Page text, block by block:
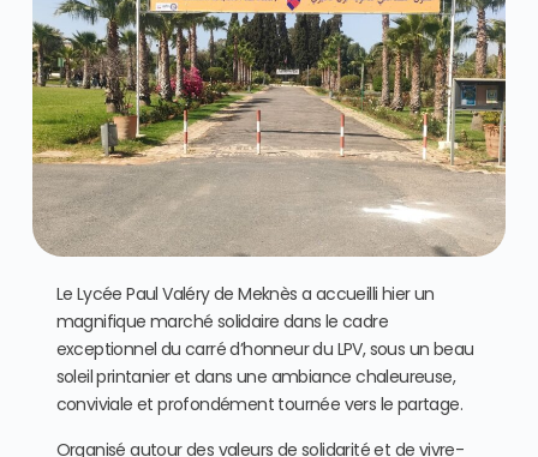
Le Lycée Paul Valéry de Meknès a accueilli hier un
magnifique marché solidaire dans le cadre
exceptionnel du carré d’honneur du LPV, sous un beau
soleil printanier et dans une ambiance chaleureuse,
conviviale et profondément tournée vers le partage.
Organisé autour des valeurs de solidarité et de vivre-